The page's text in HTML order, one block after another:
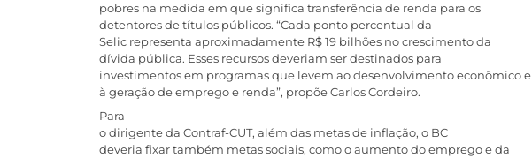
pobres na medida em que significa transferência de renda para os
detentores de títulos públicos. “Cada ponto percentual da
Selic representa aproximadamente R$ 19 bilhões no crescimento da
dívida pública. Esses recursos deveriam ser destinados para
investimentos em programas que levem ao desenvolvimento econômico e
à geração de emprego e renda”, propõe Carlos Cordeiro.
Para
o dirigente da Contraf-CUT, além das metas de inflação, o BC
deveria fixar também metas sociais, como o aumento do emprego e da